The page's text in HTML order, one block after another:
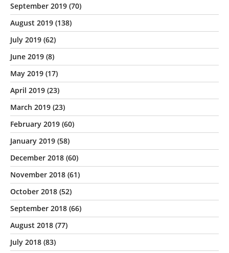
September 2019 (70)
August 2019 (138)
July 2019 (62)
June 2019 (8)
May 2019 (17)
April 2019 (23)
March 2019 (23)
February 2019 (60)
January 2019 (58)
December 2018 (60)
November 2018 (61)
October 2018 (52)
September 2018 (66)
August 2018 (77)
July 2018 (83)